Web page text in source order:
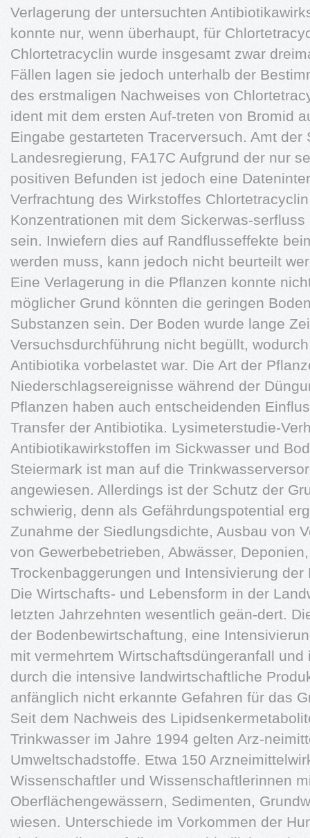
Verlagerung der untersuchten
konnte nur, wenn überhaupt, für
Chlortetracyclin wurde insgesamt zwar
Fällen lagen sie jedoch unterhalb der
des erstmaligen Nachweises von
ident mit dem ersten Auf-treten von Bromid
Eingabe gestarteten Tracerversuch. Amt der
Landesregierung, FA17C Aufgrund der nur
positiven Befunden ist jedoch eine
Verfrachtung des Wirkstoffes
Konzentrationen mit dem Sickerwas-
sein. Inwiefern dies auf Randflusseffekte
werden muss, kann jedoch nicht beurteilt
Eine Verlagerung in die Pflanzen konnte
möglicher Grund könnten die geringen
Substanzen sein. Der Boden wurde lange
Versuchsdurchführung nicht begüllt,
Antibiotika vorbelastet war. Die Art der
Niederschlagsereignisse während der
Pflanzen haben auch entscheidenden
Transfer der Antibiotika. Lysimeterstudie-
Antibiotikawirkstoffen im Sickwasser und
Steiermark ist man auf die
angewiesen. Allerdings ist der Schutz der
schwierig, denn als Gefährdungspotential
Zunahme der Siedlungsdichte, Ausbau von
von Gewerbebetrieben, Abwässer,
Trockenbaggerungen und Intensivierung der
Die Wirtschafts- und Lebensform in der
letzten Jahrzehnten wesentlich geän-dert.
der Bodenbewirtschaftung, eine
mit vermehrtem Wirtschaftsdüngeranfall
durch die intensive landwirtschaftliche
anfänglich nicht erkannte Gefahren für das
Seit dem Nachweis des
Trinkwasser im Jahre 1994 gelten Arz-
Umweltschadstoffe. Etwa 150
Wissenschaftler und Wissenschaftlerinnen
Oberflächengewässern, Sedimenten,
wiesen. Unterschiede im Vorkommen der